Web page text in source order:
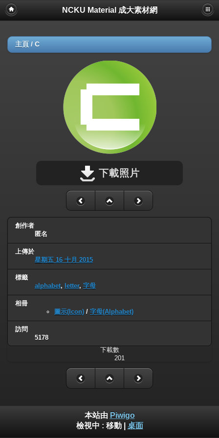
NCKU Material 成大素材網
主頁 / C
下載照片
創作者
匿名
上傳於
星期五 16 十月 2015
標籤
alphabet, letter, 字母
相冊
圖示(Icon) / 字母(Alphabet)
訪問
5178
下載數
201
本站由 Piwigo
檢視中 : 移動| 桌面